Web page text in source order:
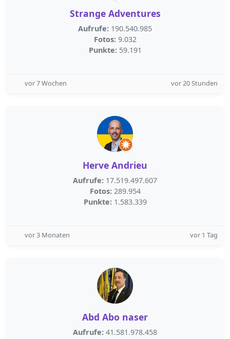
Strange Adventures
Aufrufe: 190.540.985
Fotos: 9.032
Punkte: 59.191
vor 7 Wochen vor 20 Stunden
Herve Andrieu
Aufrufe: 17.519.497.607
Fotos: 289.954
Punkte: 1.583.339
vor 3 Monaten vor 1 Tag
Abd Abo naser
Aufrufe: 41.581.978.458